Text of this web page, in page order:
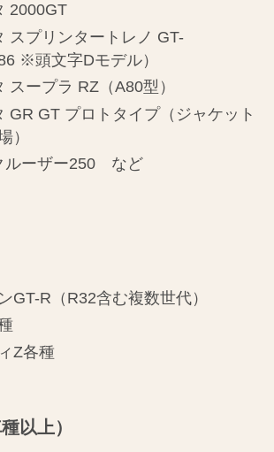
2000GT
スプリンタートレノ GT-
※頭文字Dモデル）
スープラ RZ（A80型）
GR GT プロトタイプ（ジャケット
）
ルーザー250 など
GT-R（R32含む複数世代）
Z各種
以上）